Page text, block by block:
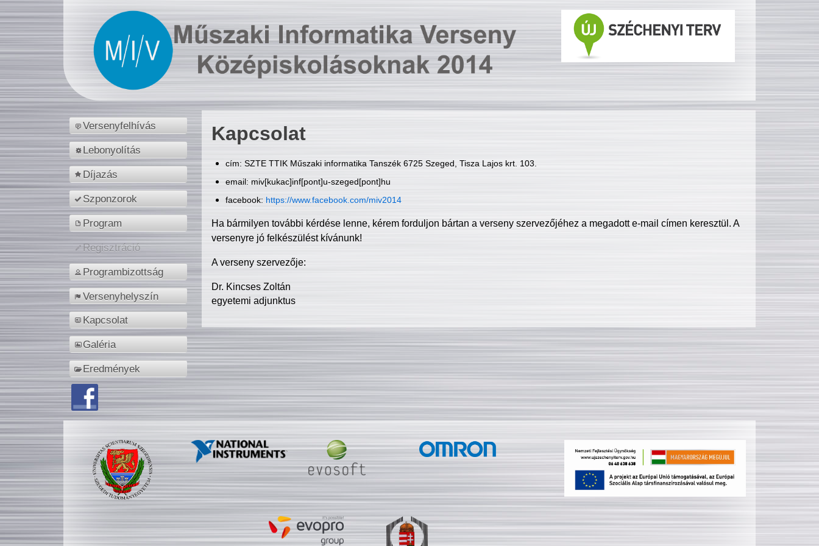
Versenyfelhívás
Lebonyolítás
Díjazás
Szponzorok
Program
Regisztráció
Programbizottság
Versenyhelyszín
Kapcsolat
Galéria
Eredmények
Kapcsolat
cím: SZTE TTIK Műszaki informatika Tanszék 6725 Szeged, Tisza Lajos krt. 103.
email: miv[kukac]inf[pont]u-szeged[pont]hu
facebook: https://www.facebook.com/miv2014
Ha bármilyen további kérdése lenne, kérem forduljon bártan a verseny szervezőjéhez a megadott e-mail címen keresztül. A
versenyre jó felkészülést kívánunk!
A verseny szervezője:
Dr. Kincses Zoltán
egyetemi adjunktus